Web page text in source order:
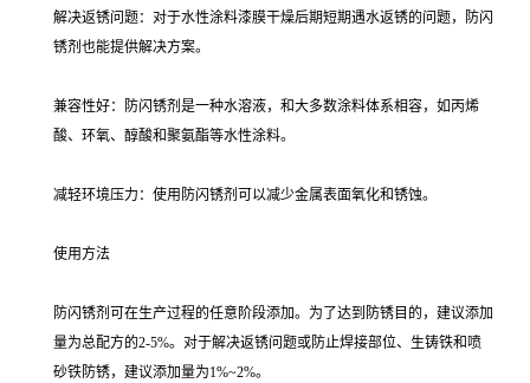
解决返锈问题：对于水性涂料漆膜干燥后期短期遇水返锈的问题，防闪
锈剂也能提供解决方案。
兼容性好：防闪锈剂是一种水溶液，和大多数涂料体系相容，如丙烯
酸、环氧、醇酸和聚氨酯等水性涂料。
减轻环境压力：使用防闪锈剂可以减少金属表面氧化和锈蚀。
使用方法
防闪锈剂可在生产过程的任意阶段添加。为了达到防锈目的，建议添加
量为总配方的2-5%。对于解决返锈问题或防止焊接部位、生铸铁和喷
砂铁防锈，建议添加量为1%~2%。